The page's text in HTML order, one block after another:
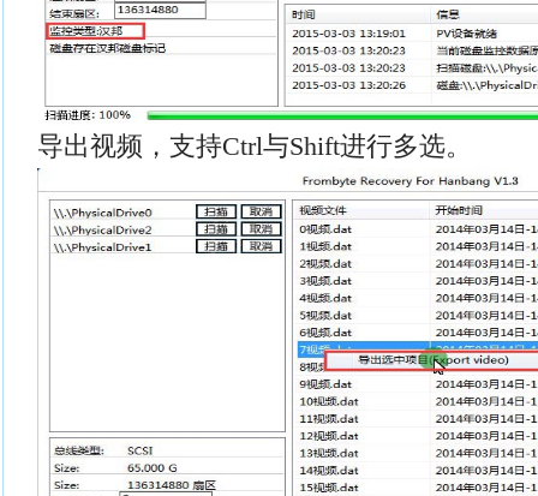
导出视频，支持Ctrl与Shift进行多选。